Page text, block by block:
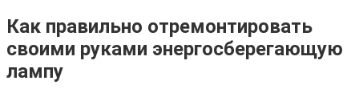
Как правильно отремонтировать
своими руками энергосберегающую
лампу